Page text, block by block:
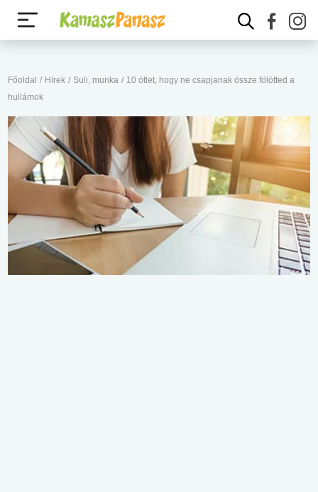
Főoldal / Hírek / Suli, munka / 10 ötlet, hogy ne csapjanak össze fölötted a
hullámok